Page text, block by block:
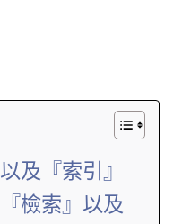
及『索引』
檢索』以及